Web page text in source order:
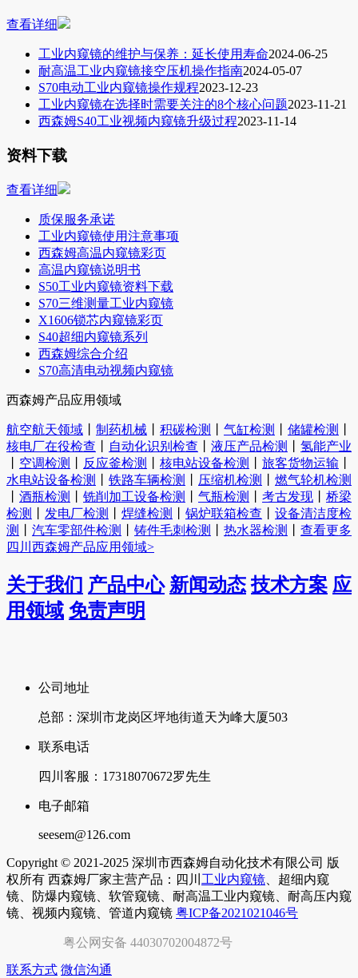
查看详细
工业内窥镜的维护与保养：延长使用寿命2024-06-25
耐高温工业内窥镜接空压机操作指南2024-05-07
S70电动工业内窥镜操作规程2023-12-23
工业内窥镜在选择时需要关注的8个核心问题2023-11-21
西森姆S40工业视频内窥镜升级过程2023-11-14
资料下载
查看详细
质保服务承诺
工业内窥镜使用注意事项
西森姆高温内窥镜彩页
高温内窥镜说明书
S50工业内窥镜资料下载
S70三维测量工业内窥镜
X1606锁芯内窥镜彩页
S40超细内窥镜系列
西森姆综合介绍
S70高清电动视频内窥镜
西森姆产品应用领域
航空航天领域 制药机械 积碳检测 气缸检测 储罐检测
核电厂在役检查
自动化识别检查 液压产品检测
氢能产业
空调检测 反应釜检测 核电站设备检测 旅客货物运输
水电站设备检测
铁路车辆检测 压缩机检测
燃气轮机检测
酒瓶检测 铣削加工设备检测 气瓶检测 考古发现
桥梁
检测
发电厂检测 焊缝检测 锅炉联箱检查
设备清洁度检
测
汽车零部件检测 铸件毛刺检测 热水器检测
查看更多
四川西森姆产品应用领域>
关于我们 产品中心 新闻动态 技术方案 应
用领域 免责声明
公司地址
总部：深圳市龙岗区坪地街道天为峰大厦503
联系电话
四川客服：17318070672罗先生
电子邮箱
seesem@126.com
Copyright © 2021-2025 深圳市西森姆自动化技术有限公司 版
权所有 西森姆厂家主营产品：四川 工业内窥镜、超细内窥
镜、防爆内窥镜、软管窥镜、耐高温工业内窥镜、耐高压内窥
镜、视频内窥镜、管道内窥镜 粤ICP备2021021046号
粤公网安备 44030702004872号
联系方式 微信沟通